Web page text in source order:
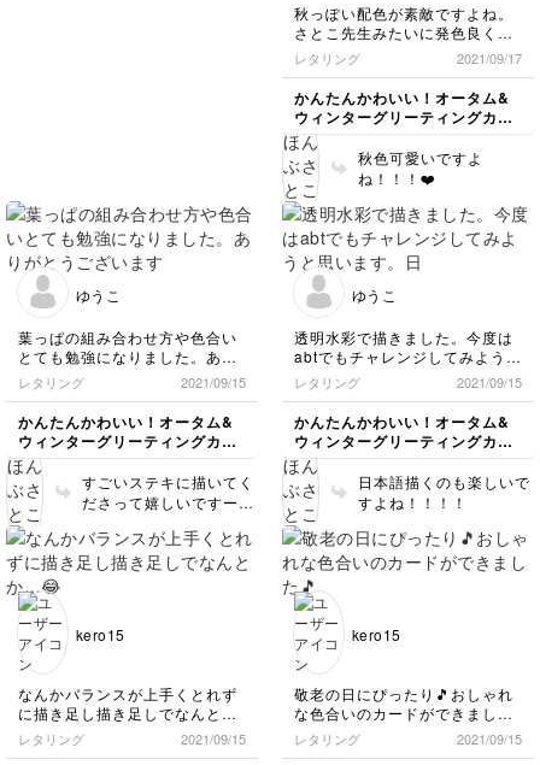
秋っぽい配色が素敵ですよね。
さとこ先生みたいに発色良く描
ける様になるのが課題です😊
レタリング 2021/09/17
かんたんかわいい！オータム&
ウィンターグリーティングカー
ド講座
秋色可愛いですよ
ね！！！❤️
ゆうこ
葉っぱの組み合わせ方や色合い
とても勉強になりました。あり
がとうございます♡
レタリング 2021/09/15
かんたんかわいい！オータム&
ウィンターグリーティングカー
ド講座
すごいステキに描いてく
ださって嬉しいですー😍
ゆうこ
透明水彩で描きました。今度は
abtでもチャレンジしてみようと
思います。日本語を書くのも楽
しいですね。
レタリング 2021/09/15
かんたんかわいい！オータム&
ウィンターグリーティングカー
ド講座
日本語描くのも楽しいで
すよね！！！！
kero15
なんかバランスが上手くとれず
に描き足し描き足しでなんと
か…😂
レタリング 2021/09/15
kero15
敬老の日にぴったり🎵おしゃれ
な色合いのカードができました
🎵レタリング 2021/09/15